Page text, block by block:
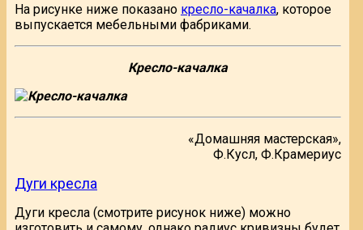
На рисунке ниже показано кресло-качалка, которое
выпускается мебельными фабриками.
Кресло-качалка
«Домашняя мастерская»,
Ф.Кусл, Ф.Крамериус
Дуги кресла
Дуги кресла (смотрите рисунок ниже) можно